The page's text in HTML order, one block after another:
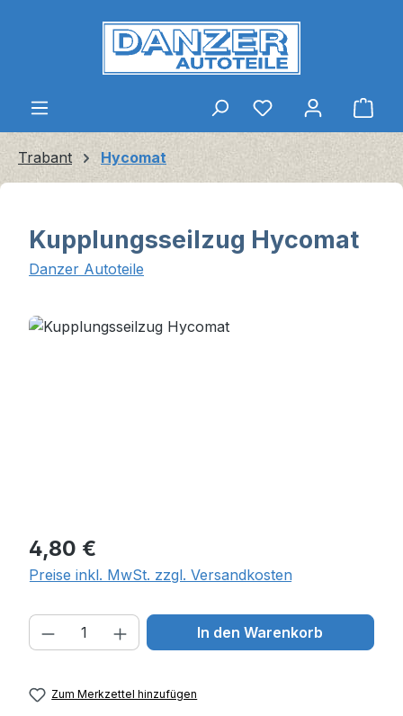
Zum Hauptinhalt springen
Trabant Hycomat
Kupplungsseilzug Hycomat
Danzer Autoteile
Bildergalerie überspringen
Regulärer Preis:
4,80 €
Preise inkl. MwSt. zzgl. Versandkosten
Produkt Anzahl: Gib den
In den Warenkorb
Zum Merkzettel hinzufügen